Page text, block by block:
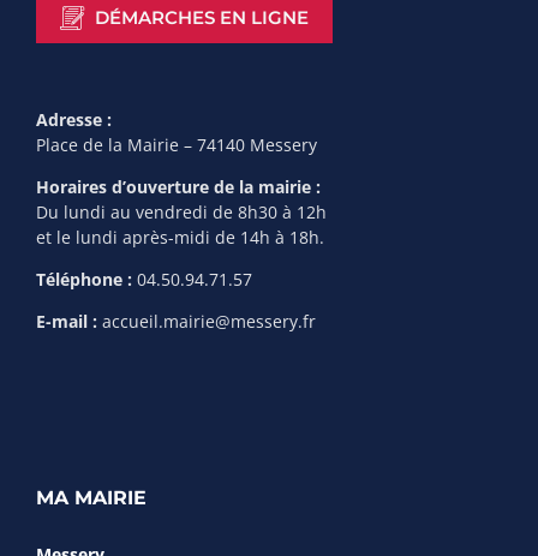
DÉMARCHES EN LIGNE
Adresse :
Place de la Mairie – 74140 Messery
Horaires d’ouverture de la mairie :
Du lundi au vendredi de 8h30 à 12h
et le lundi après-midi de 14h à 18h.
Téléphone : 04.50.94.71.57
E-mail : accueil.mairie@messery.fr
MA MAIRIE